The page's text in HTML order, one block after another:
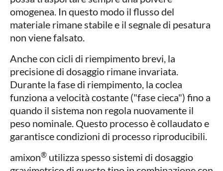
omogenea. In questo modo il flusso del
materiale rimane stabile e il segnale di pesatura
non viene falsato.
Anche con cicli di riempimento brevi, la
precisione di dosaggio rimane invariata.
Durante la fase di riempimento, la coclea
funziona a velocità costante ("fase cieca") fino a
quando il sistema non regola nuovamente il
peso nominale. Questo processo è collaudato e
garantisce condizioni di processo riproducibili.
amixon® utilizza spesso sistemi di dosaggio